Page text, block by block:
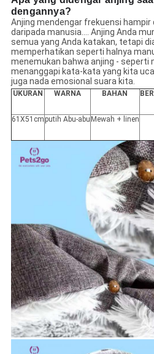
dengannya?
Anjing mendengar frekuensi hampir
daripada manusia.... Anjing Anda
semua yang Anda katakan, tetapi
memperhatikan seperti halnya
menemukan bahwa anjing - seperti
menanggapi kata-kata yang kita
juga nada emosional suara kita.
UKURAN WARNA BAHAN
61X51cm putih Abu-abu Mewah + linen